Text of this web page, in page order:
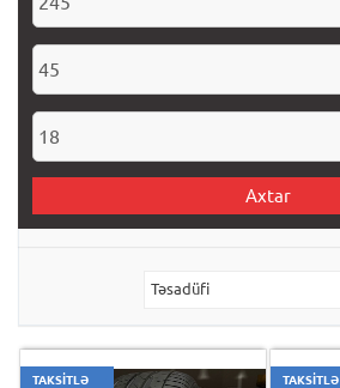
Axtar
Təsadüfi
TAKSİTLƏ TAKSİTLƏ